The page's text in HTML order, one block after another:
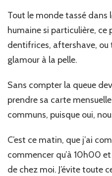
Tout le monde tassé dans
humaine si particulière,
dentifrices, aftershave, ou
glamour à la pelle.
Sans compter la queue
prendre sa carte
communs, puisque oui,
C’est ce matin, que j’ai
commencer qu’à 10h00
de chez moi. J’évite toute